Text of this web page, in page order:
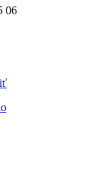
06